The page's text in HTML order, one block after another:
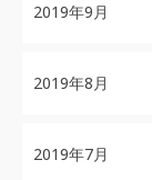
2019年9月
2019年8月
2019年7月